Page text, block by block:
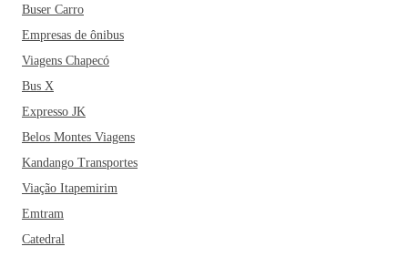
Buser Carro
Empresas de ônibus
Viagens Chapecó
Bus X
Expresso JK
Belos Montes Viagens
Kandango Transportes
Viação Itapemirim
Emtram
Catedral